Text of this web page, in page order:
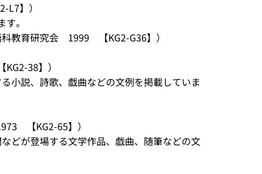
】）
。
教育研究会 1999 【KG2-G36】）
38】）
小説、詩歌、戯曲などの文例を掲載していま
【KG2-65】）
どが登場する文学作品、戯曲、随筆などの文